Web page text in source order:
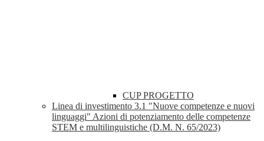
CUP PROGETTO
Linea di investimento 3.1 "Nuove competenze e nuovi
linguaggi" Azioni di potenziamento delle competenze
STEM e multilinguistiche (D.M. N. 65/2023)